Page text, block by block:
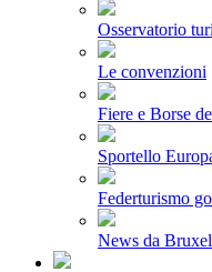
Osservatorio
Le convenzioni
Fiere e Borse
Sportello
Federturismo
News da